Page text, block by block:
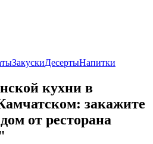
ЗакускиДесертыНапитки
кухни в
закажите
от ресторана